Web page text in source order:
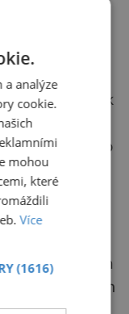
je
potřebné k
směsi
je, aby tyto
terčíku s
Použití laseru
především
potřebných
a analýze
cookie.
mohou
které
Více
(1616)